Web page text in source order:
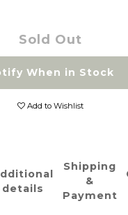
Sold Out
When in Stock
Add to Wishlist
details
Shipping
&
Payment